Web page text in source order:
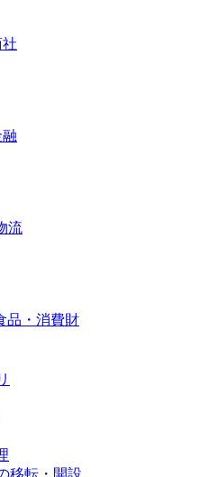
流
品・消費財
移転・開設